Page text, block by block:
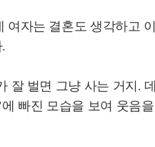
여자는 결혼도 생각하고
잘 벌면 그냥 사는 거지.
에 빠진 모습을 보여 웃음